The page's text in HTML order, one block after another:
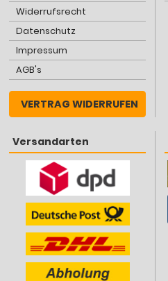
Widerrufsrecht
Datenschutz
Impressum
AGB's
VERTRAG WIDERRUFEN
Versandarten